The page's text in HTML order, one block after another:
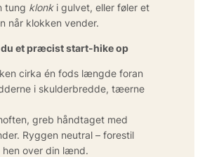
tung klonki gulvet, eller føler et
når klokken vender.
et præcist start-hike op
cirka én fods længde foran
i skulderbredde, tæerne
greb håndtaget med
Ryggen neutral – forestil
over din lænd.